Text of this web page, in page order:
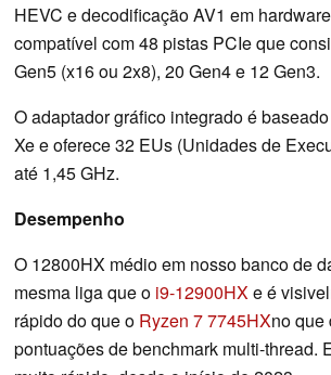
HEVC e decodificação AV1 em
compatível com 48 pistas PCIe que
Gen5 (x16 ou 2x8), 20 Gen4 e 12 Gen3.
O adaptador gráfico integrado é
Xe e oferece 32 EUs (Unidades de
até 1,45 GHz.
Desempenho
O 12800HX médio em nosso banco de
mesma liga que o i9-12900HXe é
rápido do que o Ryzen 7 7745HXno que
pontuações de benchmark multi-thread.